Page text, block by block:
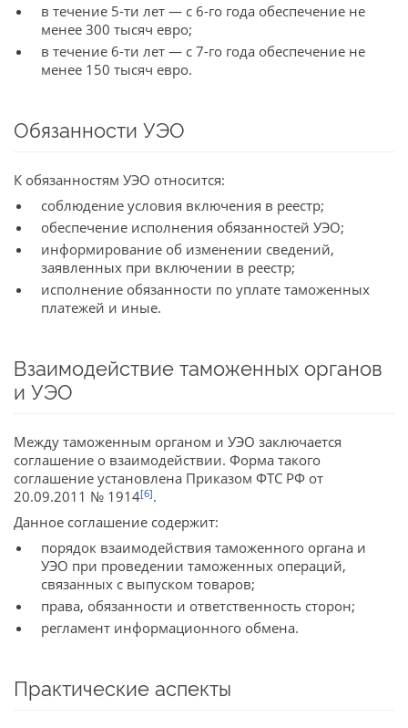
в течение 5-ти лет — с 6-го года обеспечение не
менее 300 тысяч евро;
в течение 6-ти лет — с 7-го года обеспечение не
менее 150 тысяч евро.
Обязанности УЭО
К обязанностям УЭО относится:
соблюдение условия включения в реестр;
обеспечение исполнения обязанностей УЭО;
информирование об изменении сведений,
заявленных при включении в реестр;
исполнение обязанности по уплате таможенных
платежей и иные.
Взаимодействие таможенных органов
и УЭО
Между таможенным органом и УЭО заключается
соглашение о взаимодействии. Форма такого
соглашение установлена Приказом ФТС РФ от
20.09.2011 № 1914[6].
Данное соглашение содержит:
порядок взаимодействия таможенного органа и
УЭО при проведении таможенных операций,
связанных с выпуском товаров;
права, обязанности и ответственность сторон;
регламент информационного обмена.
Практические аспекты